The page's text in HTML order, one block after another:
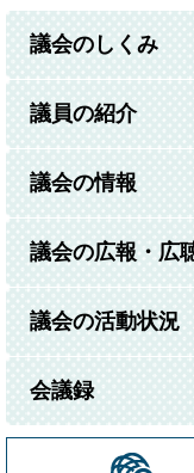
議会のしくみ
議員の紹介
議会の情報
議会の広報・広
議会の活動状況
会議録